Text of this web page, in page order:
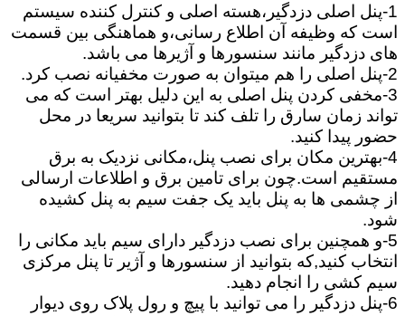
1-پنل اصلی دزدگیر،هسته اصلی و کنترل کننده سیستم
است که وظیفه آن اطلاع رسانی،و هماهنگی بین قسمت
های دزدگیر مانند سنسورها و آژیرها می باشد.
2-پنل اصلی را هم میتوان به صورت مخفیانه نصب کرد.
3-مخفی کردن پنل اصلی به این دلیل بهتر است که می
تواند زمان سارق را تلف کند تا بتوانید سریعا در محل
حضور پیدا کنید.
4-بهترین مکان برای نصب پنل،مکانی نزدیک به برق
مستقیم است.چون برای تامین برق و اطلاعات ارسالی
از چشمی ها به پنل باید یک جفت سیم به پنل کشیده
شود.
5-و همچنین برای نصب دزدگیر دارای سیم باید مکانی را
انتخاب کنید,که بتوانید از سنسورها و آژیر تا پنل مرکزی
سیم کشی را انجام دهید.
6-پنل دزدگیر را می توانید با پیچ و رول پلاک روی دیوار